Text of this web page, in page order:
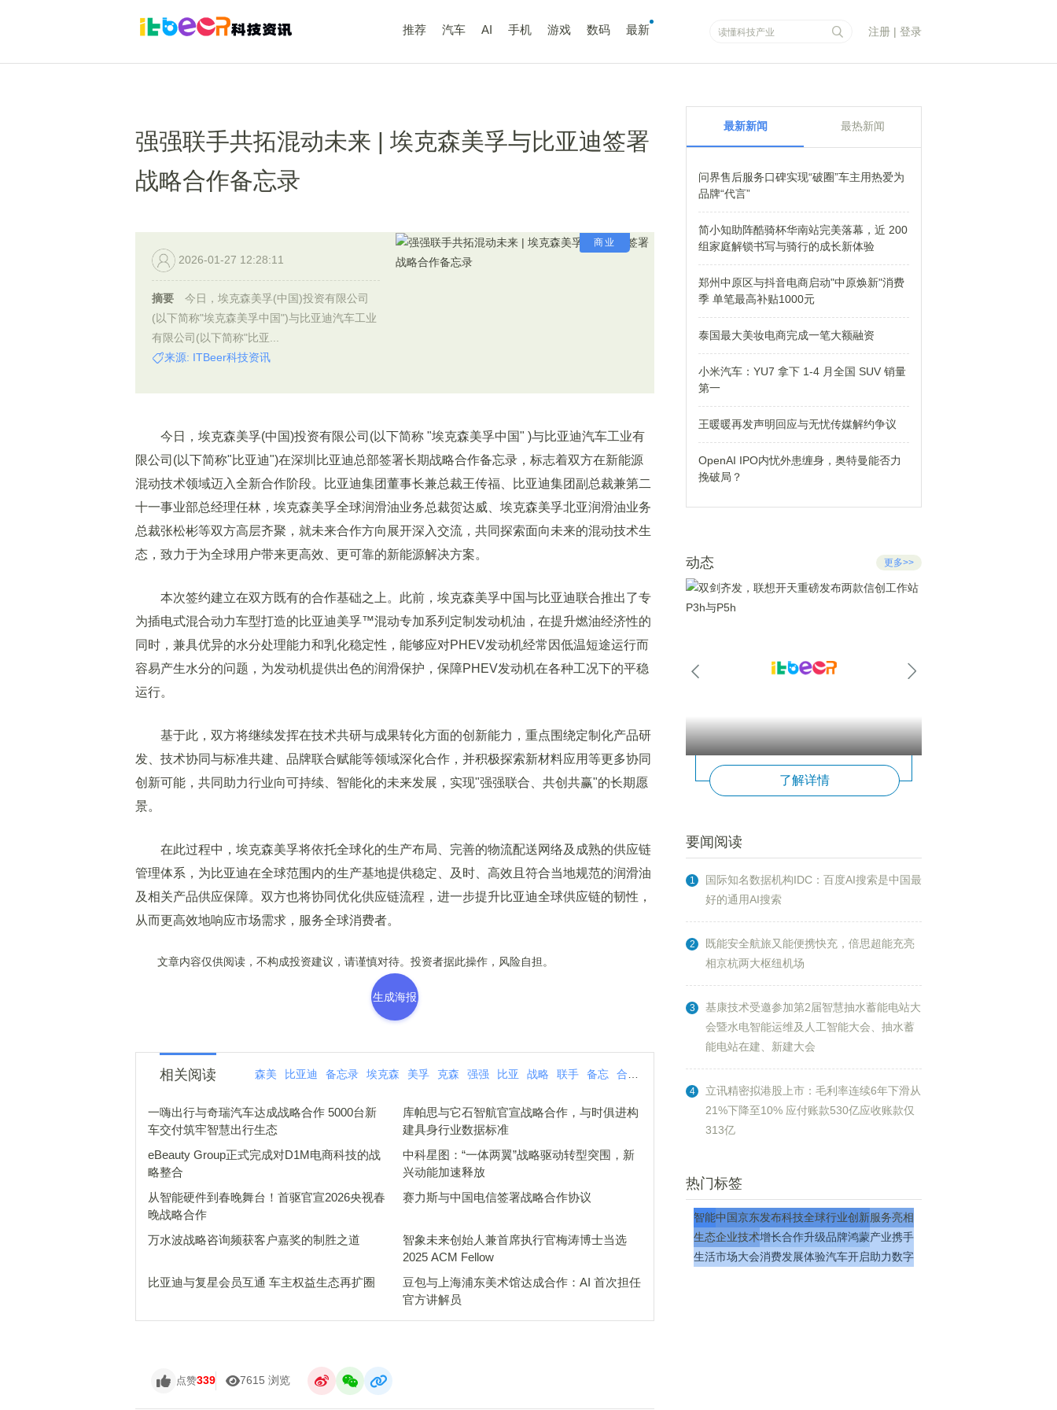
推荐 汽车 AI 手机 游戏 数码 最新 注册 | 登录
强强联手共拓混动未来 | 埃克森美孚与比亚迪签署
战略合作备忘录
商业
2026-01-27 12:28:11
摘要
今日，埃克森美孚(中国)投资有限公司
(以下简称"埃克森美孚中国")与比亚迪汽车工业
有限公司(以下简称"比亚...
来源: ITBeer科技资讯
今日，埃克森美孚(中国)投资有限公司(以下简称 "埃克森美孚中国" )与比亚迪汽车工业有
限公司(以下简称"比亚迪")在深圳比亚迪总部签署长期战略合作备忘录，标志着双方在新能源
混动技术领域迈入全新合作阶段。比亚迪集团董事长兼总裁王传福、比亚迪集团副总裁兼第二
十一事业部总经理任林，埃克森美孚全球润滑油业务总裁贺达威、埃克森美孚北亚润滑油业务
总裁张松彬等双方高层齐聚，就未来合作方向展开深入交流，共同探索面向未来的混动技术生
态，致力于为全球用户带来更高效、更可靠的新能源解决方案。
本次签约建立在双方既有的合作基础之上。此前，埃克森美孚中国与比亚迪联合推出了专
为插电式混合动力车型打造的比亚迪美孚™混动专加系列定制发动机油，在提升燃油经济性的
同时，兼具优异的水分处理能力和乳化稳定性，能够应对PHEV发动机经常因低温短途运行而
容易产生水分的问题，为发动机提供出色的润滑保护，保障PHEV发动机在各种工况下的平稳
运行。
基于此，双方将继续发挥在技术共研与成果转化方面的创新能力，重点围绕定制化产品研
发、技术协同与标准共建、品牌联合赋能等领域深化合作，并积极探索新材料应用等更多协同
创新可能，共同助力行业向可持续、智能化的未来发展，实现"强强联合、共创共赢"的长期愿
景。
在此过程中，埃克森美孚将依托全球化的生产布局、完善的物流配送网络及成熟的供应链
管理体系，为比亚迪在全球范围内的生产基地提供稳定、及时、高效且符合当地规范的润滑油
及相关产品供应保障。双方也将协同优化供应链流程，进一步提升比亚迪全球供应链的韧性，
从而更高效地响应市场需求，服务全球消费者。
文章内容仅供阅读，不构成投资建议，请谨慎对待。投资者据此操作，风险自担。
生成海报
相关阅读 森美 比亚迪 备忘录 埃克森 美孚 克森 强强 比亚 战略 联手 备忘 合作
一嗨出行与奇瑞汽车达成战略合作 5000台新
车交付筑牢智慧出行生态
库帕思与它石智航官宣战略合作，与时俱进构
建具身行业数据标准
eBeauty Group正式完成对D1M电商科技的战
略整合
中科星图：“一体两翼”战略驱动转型突围，新
兴动能加速释放
从智能硬件到春晚舞台！首驱官宣2026央视春
晚战略合作
赛力斯与中国电信签署战略合作协议
万水波战略咨询频获客户嘉奖的制胜之道
智象未来创始人兼首席执行官梅涛博士当选
2025 ACM Fellow
比亚迪与复星会员互通 车主权益生态再扩圈
豆包与上海浦东美术馆达成合作：AI 首次担任
官方讲解员
点赞339 7615 浏览
最新新闻 最热新闻
问界售后服务口碑实现“破圈”车主用热爱为
品牌“代言”
简小知助阵酷骑杯华南站完美落幕，近 200
组家庭解锁书写与骑行的成长新体验
郑州中原区与抖音电商启动"中原焕新"消费
季 单笔最高补贴1000元
泰国最大美妆电商完成一笔大额融资
小米汽车：YU7 拿下 1-4 月全国 SUV 销量
第一
王暖暖再发声明回应与无忧传媒解约争议
OpenAI IPO内忧外患缠身，奥特曼能否力
挽破局？
动态 更多>>
了解详情
要闻阅读
1
国际知名数据机构IDC：百度AI搜索是中国最
好的通用AI搜索
2
既能安全航旅又能便携快充，倍思超能充亮
相京杭两大枢纽机场
3
基康技术受邀参加第2届智慧抽水蓄能电站大
会暨水电智能运维及人工智能大会、抽水蓄
能电站在建、新建大会
4
立讯精密拟港股上市：毛利率连续6年下滑从
21%下降至10% 应付账款530亿应收账款仅
313亿
热门标签
智能中国京东发布科技全球行业创新服务亮相
生态企业技术增长合作升级品牌鸿蒙产业携手
生活市场大会消费发展体验汽车开启助力数字